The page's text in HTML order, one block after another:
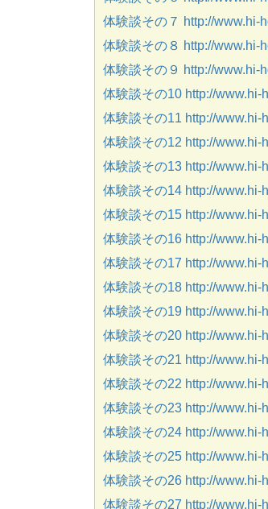
体験談その７ http://www.hi-
体験談その８ http://www.hi-
体験談その９ http://www.hi-
体験談その10 http://
体験談その11 http://www.hi-
体験談その12 http://
体験談その13 http://
体験談その14 http://
体験談その15 http://
体験談その16 http://
体験談その17 http://
体験談その18 http://
体験談その19 http://
体験談その20 http://
体験談その21 http://
体験談その22 http://
体験談その23 http://
体験談その24 http://
体験談その25 http://
体験談その26 http://
体験談その27 http://